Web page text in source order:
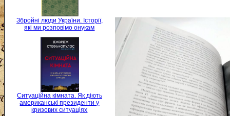
Збройні люди України. Історії,
які ми розповімо онукам
Ситуаційна кімната. Як діють
американські президенти у
кризових ситуаціях